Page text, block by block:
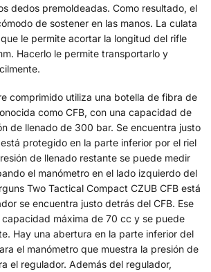
dedos premoldeadas. Como resultado, el
de sostener en las manos. La culata
le permite acortar la longitud del rifle
Hacerlo le permite transportarlo y
comprimido utiliza una botella de fibra de
como CFB, con una capacidad de
de llenado de 300 bar. Se encuentra justo
protegido en la parte inferior por el riel
de llenado restante se puede medir
el manómetro en el lado izquierdo del
Two Tactical Compact CZUB CFB está
se encuentra justo detrás del CFB. Ese
máxima de 70 cc y se puede
Hay una abertura en la parte inferior del
el manómetro que muestra la presión de
el regulador. Además del regulador,